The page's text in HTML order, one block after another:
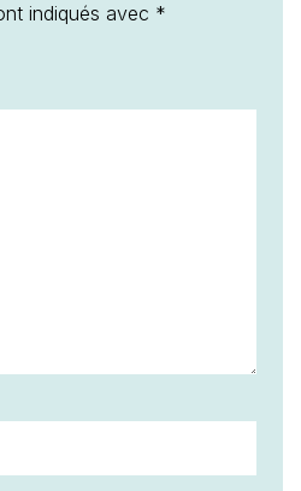
indiqués avec *